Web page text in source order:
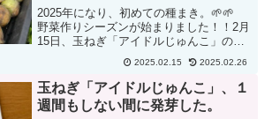
2025年になり、初めての種まき。🌱🌱
野菜作りシーズンが始まりました！！2月
15日、玉ねぎ「アイドルじゅんこ」の種
まきをしました。今年も100均のミニプラ
ンターを中心に種をまきました。さあ、
発芽までドキドキしながらしばらく待ち
ます。作るご...
2025.02.15 2025.02.26
玉ねぎ「アイドルじゅんこ」、１
週間もしない間に発芽した。